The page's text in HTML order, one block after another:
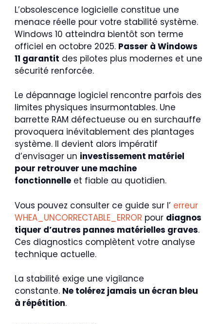
L’obsolescence logicielle constitue une
menace réelle pour votre stabilité système.
Windows 10 atteindra bientôt son terme
officiel en octobre 2025. Passer à Windows
11 garantit des pilotes plus modernes et une
sécurité renforcée.
Le dépannage logiciel rencontre parfois des
limites physiques insurmontables. Une
barrette RAM défectueuse ou en surchauffe
provoquera inévitablement des plantages
système. Il devient alors impératif
d’envisager un investissement matériel
pour retrouver une machine
fonctionnelle et fiable au quotidien.
Vous pouvez consulter ce guide sur l’ erreur
WHEA_UNCORRECTABLE_ERROR pour diagnos
tiquer d’autres pannes matérielles graves.
Ces diagnostics complètent votre analyse
technique actuelle.
La stabilité exige une vigilance
constante. Ne tolérez jamais un écran bleu
à répétition.